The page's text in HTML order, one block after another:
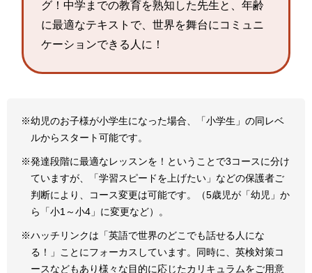
グ！中学までの教育を熟知した先生と、年齢
に最適なテキストで、世界を舞台にコミュニ
ケーションできる人に！
幼児のお子様が小学生になった場合、「小学生」の同レベ
ルからスタート可能です。
発達段階に最適なレッスンを！ということで3コースに分け
ていますが、「学習スピードを上げたい」などの保護者ご
判断により、コース変更は可能です。（5歳児が「幼児」か
ら「小1～小4」に変更など）。
ハッチリンクは「英語で世界のどこでも話せる人にな
る！」ことにフォーカスしています。同時に、英検対策コ
ースなどもあり様々な目的に応じたカリキュラムをご用意